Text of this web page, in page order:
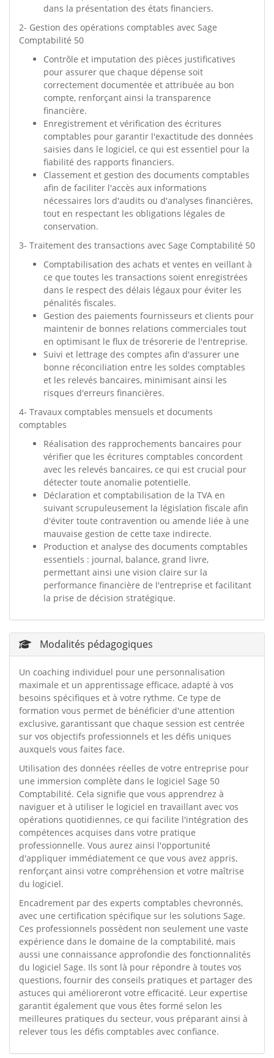
dans la présentation des états financiers.
2- Gestion des opérations comptables avec Sage
Comptabilité 50
Contrôle et imputation des pièces justificatives
pour assurer que chaque dépense soit
correctement documentée et attribuée au bon
compte, renforçant ainsi la transparence
financière.
Enregistrement et vérification des écritures
comptables pour garantir l'exactitude des données
saisies dans le logiciel, ce qui est essentiel pour la
fiabilité des rapports financiers.
Classement et gestion des documents comptables
afin de faciliter l'accès aux informations
nécessaires lors d'audits ou d'analyses financières,
tout en respectant les obligations légales de
conservation.
3- Traitement des transactions avec Sage Comptabilité 50
Comptabilisation des achats et ventes en veillant à
ce que toutes les transactions soient enregistrées
dans le respect des délais légaux pour éviter les
pénalités fiscales.
Gestion des paiements fournisseurs et clients pour
maintenir de bonnes relations commerciales tout
en optimisant le flux de trésorerie de l'entreprise.
Suivi et lettrage des comptes afin d'assurer une
bonne réconciliation entre les soldes comptables
et les relevés bancaires, minimisant ainsi les
risques d'erreurs financières.
4- Travaux comptables mensuels et documents
comptables
Réalisation des rapprochements bancaires pour
vérifier que les écritures comptables concordent
avec les relevés bancaires, ce qui est crucial pour
détecter toute anomalie potentielle.
Déclaration et comptabilisation de la TVA en
suivant scrupuleusement la législation fiscale afin
d'éviter toute contravention ou amende liée à une
mauvaise gestion de cette taxe indirecte.
Production et analyse des documents comptables
essentiels : journal, balance, grand livre,
permettant ainsi une vision claire sur la
performance financière de l'entreprise et facilitant
la prise de décision stratégique.
Modalités pédagogiques
Un coaching individuel pour une personnalisation
maximale et un apprentissage efficace, adapté à vos
besoins spécifiques et à votre rythme. Ce type de
formation vous permet de bénéficier d'une attention
exclusive, garantissant que chaque session est centrée
sur vos objectifs professionnels et les défis uniques
auxquels vous faites face.
Utilisation des données réelles de votre entreprise pour
une immersion complète dans le logiciel Sage 50
Comptabilité. Cela signifie que vous apprendrez à
naviguer et à utiliser le logiciel en travaillant avec vos
opérations quotidiennes, ce qui facilite l'intégration des
compétences acquises dans votre pratique
professionnelle. Vous aurez ainsi l'opportunité
d'appliquer immédiatement ce que vous avez appris,
renforçant ainsi votre compréhension et votre maîtrise
du logiciel.
Encadrement par des experts comptables chevronnés,
avec une certification spécifique sur les solutions Sage.
Ces professionnels possèdent non seulement une vaste
expérience dans le domaine de la comptabilité, mais
aussi une connaissance approfondie des fonctionnalités
du logiciel Sage. Ils sont là pour répondre à toutes vos
questions, fournir des conseils pratiques et partager des
astuces qui amélioreront votre efficacité. Leur expertise
garantit également que vous êtes formé selon les
meilleures pratiques du secteur, vous préparant ainsi à
relever tous les défis comptables avec confiance.